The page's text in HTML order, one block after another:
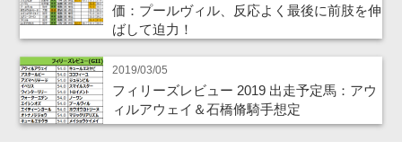
価：プールヴィル、反応よく最後に前肢を伸
ばして迫力！
2019/03/05
フィリーズレビュー 2019 出走予定馬：アウ
ィルアウェイ＆石橋脩騎手想定